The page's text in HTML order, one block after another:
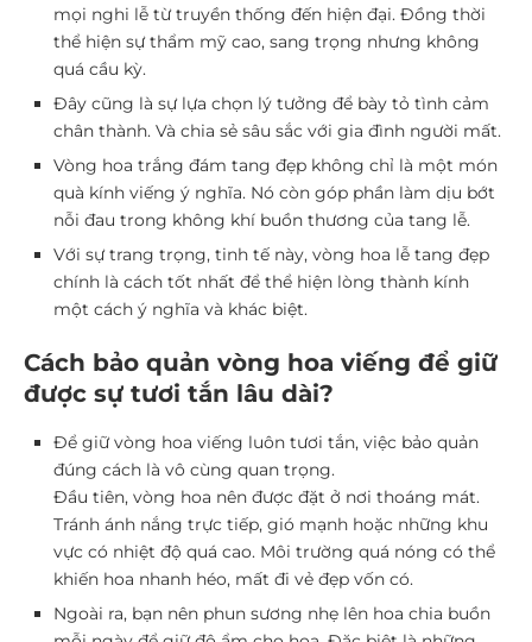
mọi nghi lễ từ truyền thống đến hiện đại. Đồng thời
thể hiện sự thẩm mỹ cao, sang trọng nhưng không
quá cầu kỳ.
Đây cũng là sự lựa chọn lý tưởng để bày tỏ tình cảm
chân thành. Và chia sẻ sâu sắc với gia đình người mất.
Vòng hoa trắng đám tang đẹp không chỉ là một món
quà kính viếng ý nghĩa. Nó còn góp phần làm dịu bớt
nỗi đau trong không khí buồn thương của tang lễ.
Với sự trang trọng, tinh tế này, vòng hoa lễ tang đẹp
chính là cách tốt nhất để thể hiện lòng thành kính
một cách ý nghĩa và khác biệt.
Cách bảo quản vòng hoa viếng để giữ
được sự tươi tắn lâu dài?
Để giữ vòng hoa viếng luôn tươi tắn, việc bảo quản
đúng cách là vô cùng quan trọng.
Đầu tiên, vòng hoa nên được đặt ở nơi thoáng mát.
Tránh ánh nắng trực tiếp, gió mạnh hoặc những khu
vực có nhiệt độ quá cao. Môi trường quá nóng có thể
khiến hoa nhanh héo, mất đi vẻ đẹp vốn có.
Ngoài ra, bạn nên phun sương nhẹ lên hoa chia buồn